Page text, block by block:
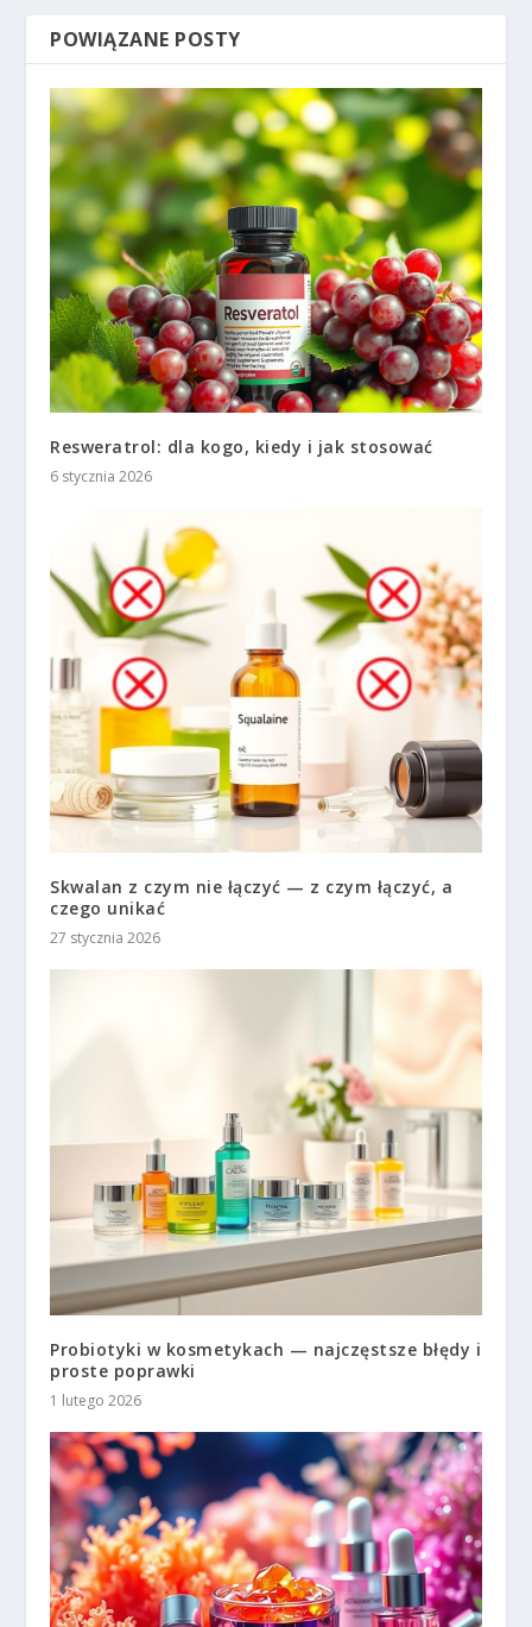
POWIĄZANE POSTY
Resweratrol: dla kogo, kiedy i jak stosować
6 stycznia 2026
Skwalan z czym nie łączyć — z czym łączyć, a
czego unikać
27 stycznia 2026
Probiotyki w kosmetykach — najczęstsze błędy i
proste poprawki
1 lutego 2026